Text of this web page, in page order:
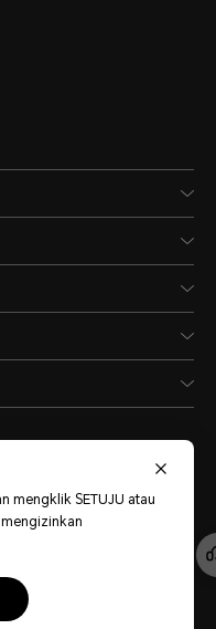
Penggunaan
mengklik SETUJU atau